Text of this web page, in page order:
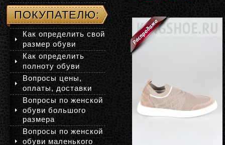
ПОКУПАТЕЛЮ:
Как определить свой
размер обуви
Как определить
полноту обуви
Вопросы цены,
оплаты, доставки
Вопросы по женской
обуви большого
размера
Вопросы по женской
обуви маленького